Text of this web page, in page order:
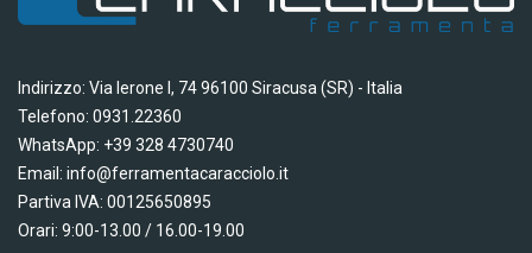
Indirizzo: Via Ierone I, 74 96100 Siracusa (SR) - Italia
Telefono: 0931.22360
WhatsApp: +39 328 4730740
Email: info@ferramentacaracciolo.it
Partiva IVA: 00125650895
Orari: 9:00-13.00 / 16.00-19.00